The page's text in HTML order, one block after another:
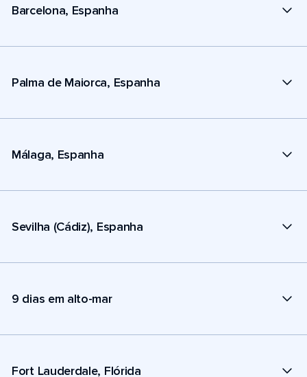
Barcelona, Espanha
Palma de Maiorca, Espanha
Málaga, Espanha
Sevilha (Cádiz), Espanha
9 dias em alto-mar
Fort Lauderdale, Flórida